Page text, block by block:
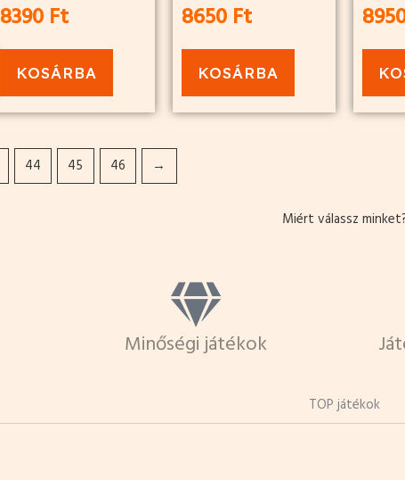
8390 Ft
KOSÁRBA
8650 Ft
KOSÁRBA
44 45 46 →
Miért válassz
Minőségi játékok
TOP játékok